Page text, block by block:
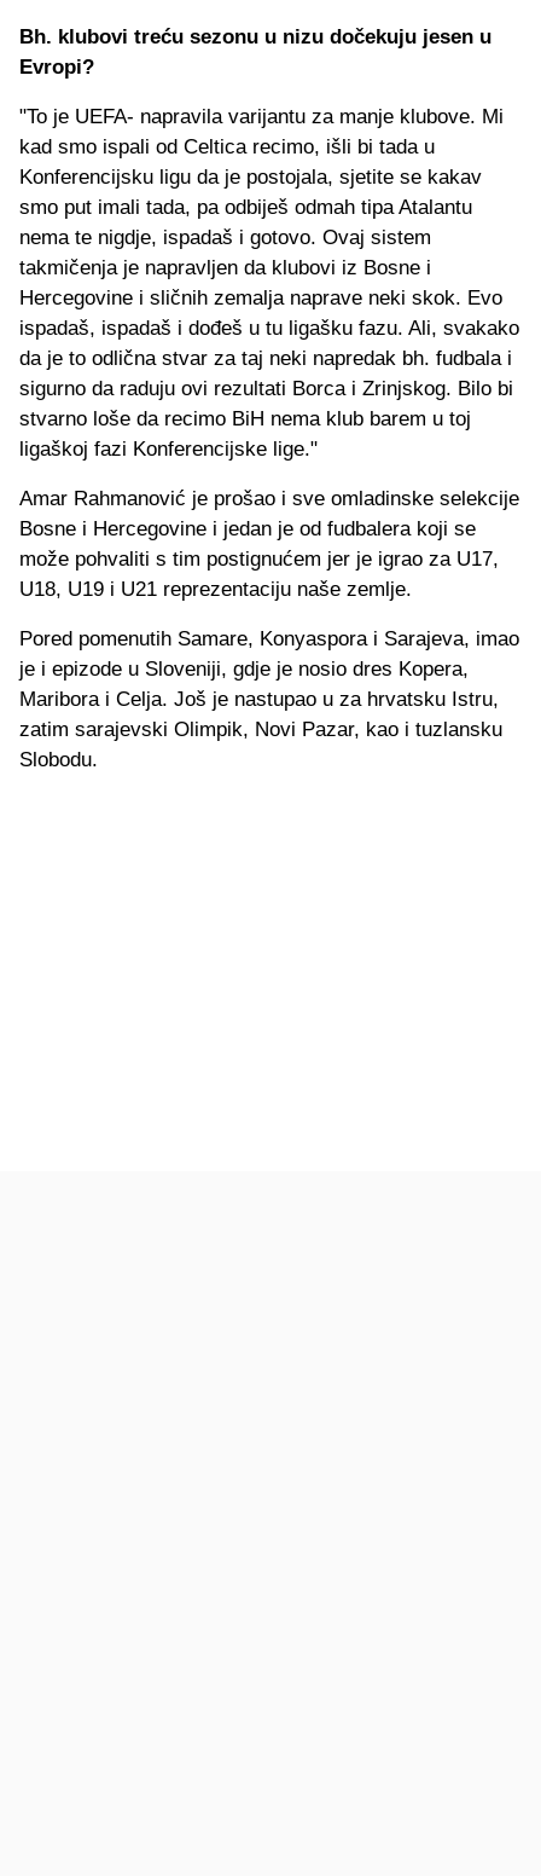
Bh. klubovi treću sezonu u nizu dočekuju jesen u
Evropi?
"To je UEFA- napravila varijantu za manje klubove. Mi
kad smo ispali od Celtica recimo, išli bi tada u
Konferencijsku ligu da je postojala, sjetite se kakav
smo put imali tada, pa odbiješ odmah tipa Atalantu
nema te nigdje, ispadaš i gotovo. Ovaj sistem
takmičenja je napravljen da klubovi iz Bosne i
Hercegovine i sličnih zemalja naprave neki skok. Evo
ispadaš, ispadaš i dođeš u tu ligašku fazu. Ali, svakako
da je to odlična stvar za taj neki napredak bh. fudbala i
sigurno da raduju ovi rezultati Borca i Zrinjskog. Bilo bi
stvarno loše da recimo BiH nema klub barem u toj
ligaškoj fazi Konferencijske lige."
Amar Rahmanović je prošao i sve omladinske selekcije
Bosne i Hercegovine i jedan je od fudbalera koji se
može pohvaliti s tim postignućem jer je igrao za U17,
U18, U19 i U21 reprezentaciju naše zemlje.
Pored pomenutih Samare, Konyaspora i Sarajeva, imao
je i epizode u Sloveniji, gdje je nosio dres Kopera,
Maribora i Celja. Još je nastupao u za hrvatsku Istru,
zatim sarajevski Olimpik, Novi Pazar, kao i tuzlansku
Slobodu.